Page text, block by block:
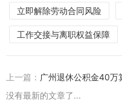
立即解除劳动合同风险
工作交接与离职权益保障
上一篇： 广州退休公积金40万算多吗？
没有最新的文章了...